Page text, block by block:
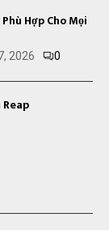
Hợp Cho Mọi
2026 0